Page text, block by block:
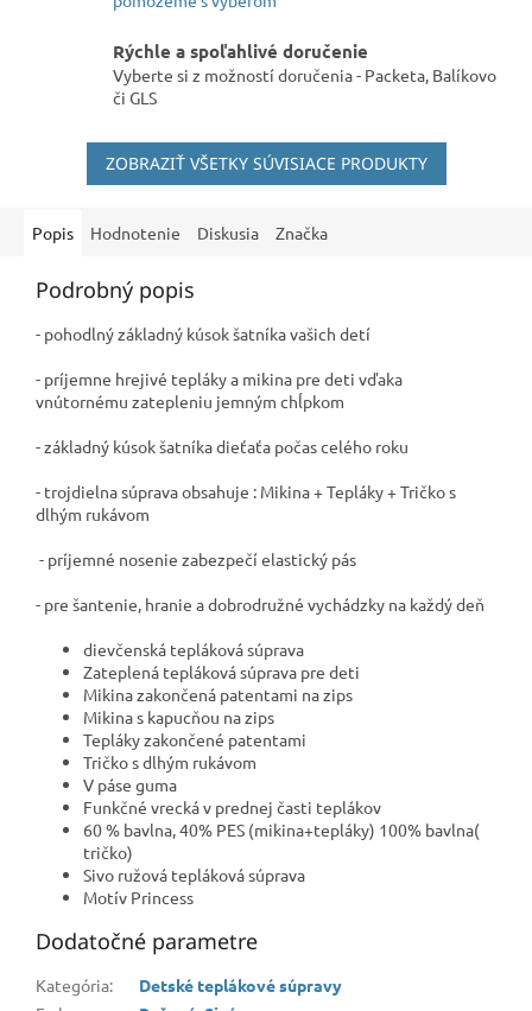
Rýchle a spoľahlivé doručenie
Vyberte si z možností doručenia - Packeta, Balíkovo
či GLS
ZOBRAZIŤ VŠETKY SÚVISIACE PRODUKTY
Popis Hodnotenie Diskusia Značka
Podrobný popis
- pohodlný základný kúsok šatníka vašich detí
- príjemne hrejivé tepláky a mikina pre deti vďaka
vnútornému zatepleniu jemným chĺpkom
- základný kúsok šatníka dieťaťa počas celého roku
- trojdielna súprava obsahuje : Mikina + Tepláky + Tričko s
dlhým rukávom
- príjemné nosenie zabezpečí elastický pás
- pre šantenie, hranie a dobrodružné vychádzky na každý deň
dievčenská tepláková súprava
Zateplená tepláková súprava pre deti
Mikina zakončená patentami na zips
Mikina s kapucňou na zips
Tepláky zakončené patentami
Tričko s dlhým rukávom
V páse guma
Funkčné vrecká v prednej časti teplákov
60 % bavlna, 40% PES (mikina+tepláky) 100% bavlna(
tričko)
Sivo ružová tepláková súprava
Motív Princess
Dodatočné parametre
Kategória:
Detské teplákové súpravy